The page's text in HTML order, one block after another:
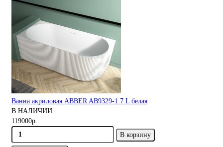
Ванна акриловая ABBER AB9329-1.7 L белая
В НАЛИЧИИ
119000р.
В корзину